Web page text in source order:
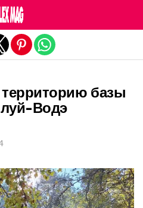
базы
Водэ
version